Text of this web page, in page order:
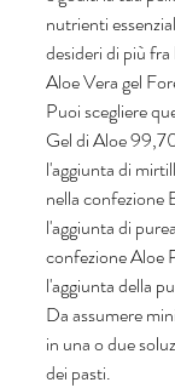
nutrienti
desideri di più
Aloe Vera gel
Puoi scegliere
Gel di Aloe
l'aggiunta di
nella confezione
l'aggiunta di
confezione Aloe
l'aggiunta della
Da assumere
in una o due
dei pasti.